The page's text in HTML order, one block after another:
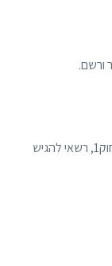
ורשם.
כל אדם שיש לו כשירות למינוי, כפי שנקבעה בחוק1, רשאי להגיש